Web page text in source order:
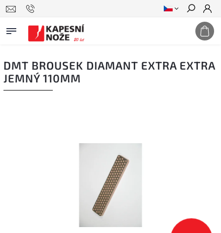
Hledat
DMT BROUSEK DIAMANT EXTRA EXTRA
JEMNÝ 110MM